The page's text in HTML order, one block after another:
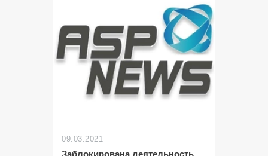
09.03.2021
Заблокирована деятельность